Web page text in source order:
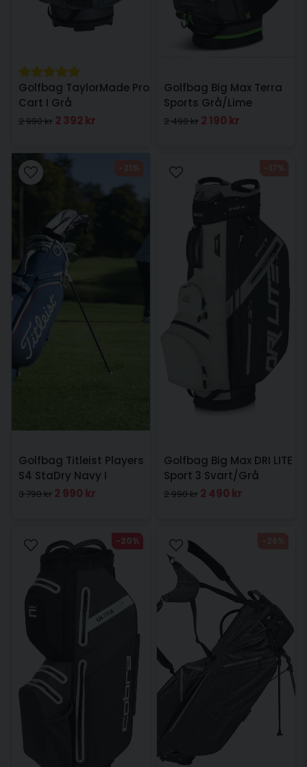
Golfbag TaylorMade Pro
Cart I Grå
2 990 kr 2 392 kr
Golfbag Big Max Terra
Sports Grå/Lime
2 490 kr 2 190 kr
Golfbag Titleist Players
S4 StaDry Navy I
Vattentät golfbag
3 790 kr 2 990 kr
Golfbag Big Max DRI LITE
Sport 3 Svart/Grå
2 990 kr 2 490 kr
-20%